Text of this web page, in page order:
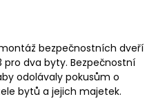
bezpečnostních dveří
pro dva byty. Bezpečnostní
odolávaly pokusům o
bytů a jejich majetek.